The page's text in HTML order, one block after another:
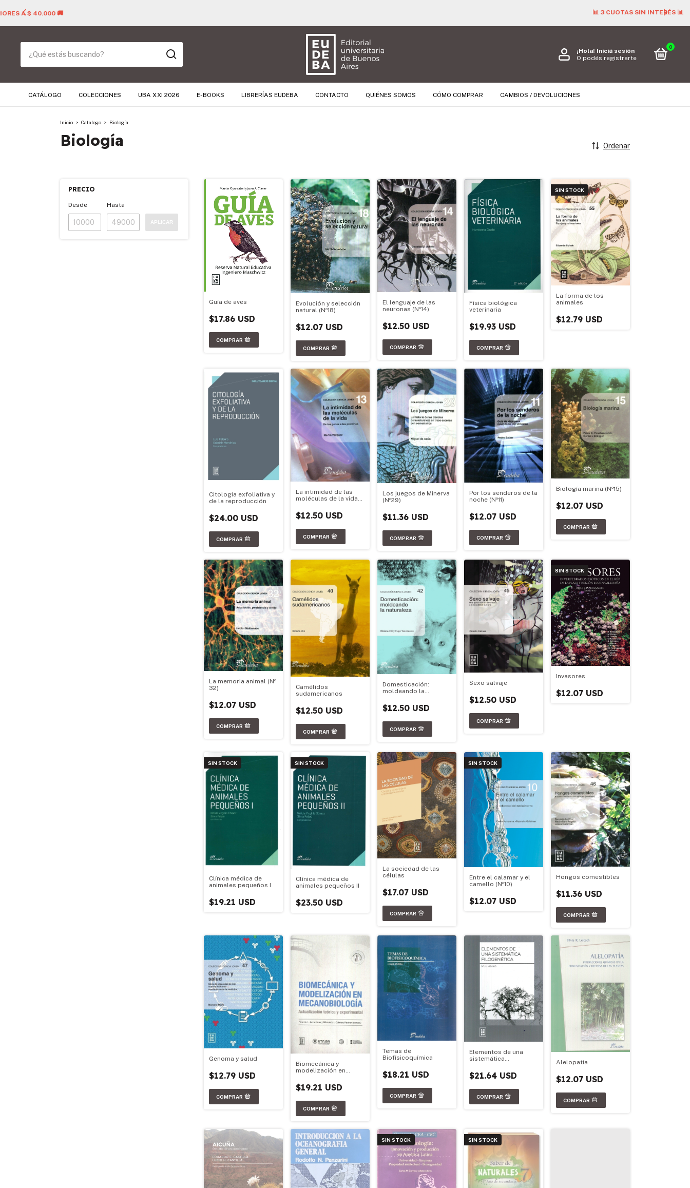
¡Hola! Iniciá sesión
O podés registrarte
0
CATÁLOGO COLECCIONES UBA XXI 2026 E-BOOKS LIBRERÍAS EUDEBA CONTACTO QUIÉNES SOMOS CÓMO COMPRAR CAMBIOS / DEVOLUCIONES
Inicio > Catalogo > Biología
Biología Ordenar
PRECIO
Desde Hasta
APLICAR
Guía de aves
$17.86 USD
Evolución y selección
natural (Nº18)
$12.07 USD
El lenguaje de las
neuronas (Nº14)
$12.50 USD
Física biológica
veterinaria
$19.93 USD
SIN STOCK
La forma de los
animales
$12.79 USD
Citología exfoliativa y
de la reproducción
$24.00 USD
La intimidad de las
moléculas de la vida
$12.50 USD
Los juegos de Minerva
(Nº29)
$11.36 USD
Por los senderos de la
noche (Nº11)
$12.07 USD
Biología marina (Nº15)
$12.07 USD
La memoria animal (Nº
32)
$12.07 USD
Camélidos
sudamericanos
$12.50 USD
Domesticación:
moldeando la
$12.50 USD
Sexo salvaje
$12.50 USD
SIN STOCK
Invasores
$12.07 USD
SIN STOCK
Clínica médica de
animales pequeños I
$19.21 USD
SIN STOCK
Clínica médica de
animales pequeños II
$23.50 USD
La sociedad de las
células
$17.07 USD
SIN STOCK
Entre el calamar y el
camello (Nº10)
$12.07 USD
Hongos comestibles
$11.36 USD
Genoma y salud
$12.79 USD
Biomecánica y
modelización en
$19.21 USD
Temas de
Biofísicoquímica
$18.21 USD
Elementos de una
sistemática
$21.64 USD
Alelopatía
$12.07 USD
SIN STOCK SIN STOCK